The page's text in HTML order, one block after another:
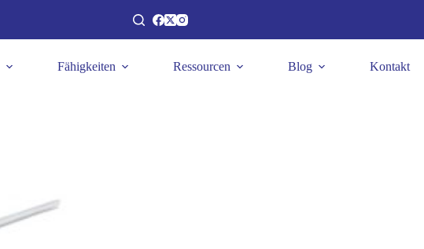
Fähigkeiten Ressourcen Blog Kontakt